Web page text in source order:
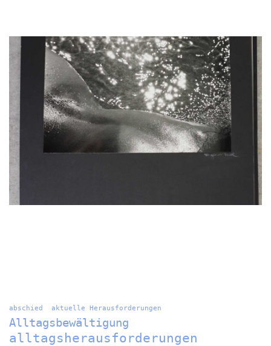
abschied aktuelle Herausforderungen
Alltagsbewältigung
alltagsherausforderungen